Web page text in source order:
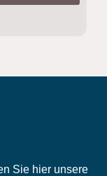
Sie hier unsere